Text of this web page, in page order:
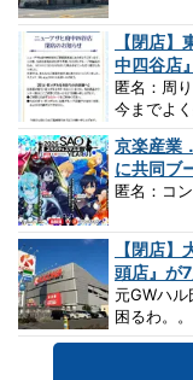
【閉店
中四谷店
匿名：周
今までよ
京楽産業
に共同ブ
匿名：コ
【閉店
頭店』が
元GWハ
困るわ。。